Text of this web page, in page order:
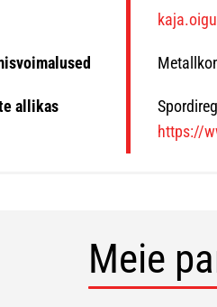
allikas
https://
Meie